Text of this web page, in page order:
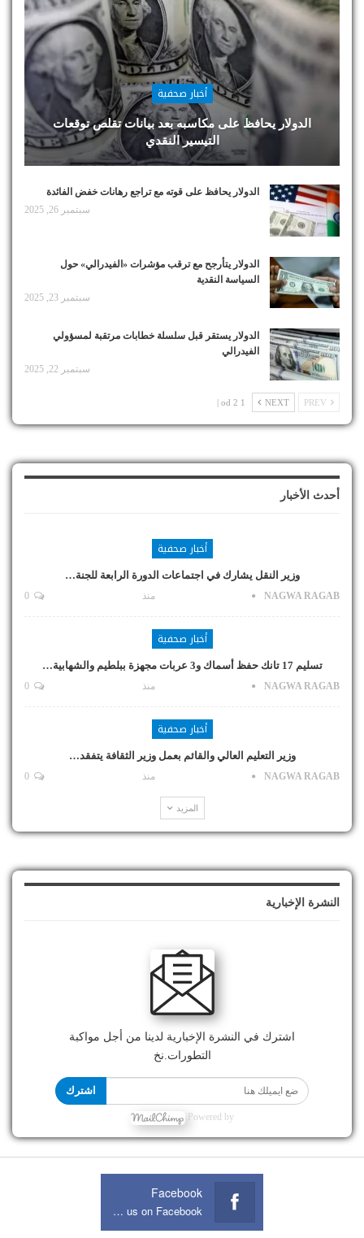
أخبار صحفية
الدولار يحافظ على مكاسبه بعد بيانات تقلص توقعات
التيسير النقدي
الدولار يحافظ على قوته مع تراجع رهانات خفض الفائدة
سبتمبر 26, 2025
الدولار يتأرجح مع ترقب مؤشرات «الفيدرالي» حول
السياسة النقدية
سبتمبر 23, 2025
الدولار يستقر قبل سلسلة خطابات مرتقبة لمسؤولي
الفيدرالي
سبتمبر 22, 2025
NEXT
1 od 2 |
أحدث الأخبار
أخبار صحفية
وزير النقل يشارك في اجتماعات الدورة الرابعة للجنة…
NAGWA RAGAB منذ
أخبار صحفية
تسليم 17 تانك حفظ أسماك و3 عربات مجهزة ببلطيم والشهابية…
NAGWA RAGAB منذ
أخبار صحفية
وزير التعليم العالي والقائم بعمل وزير الثقافة يتفقد…
NAGWA RAGAB منذ
المزيد
النشرة الإخبارية
اشترك في النشرة الإخبارية لدينا من أجل مواكبة
التطورات.نخ
اشترك
Powered by
Facebook
Join us on Facebook